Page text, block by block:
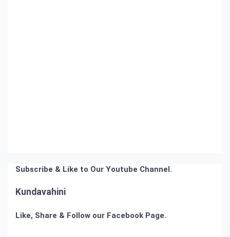
Subscribe & Like to Our Youtube Channel.
Kundavahini
Like, Share & Follow our Facebook Page.